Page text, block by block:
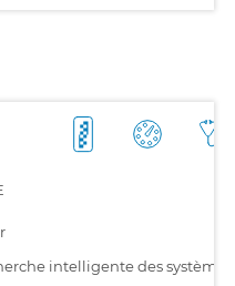
intelligente des